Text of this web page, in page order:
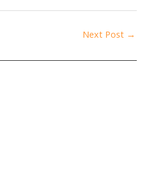
Next Post →